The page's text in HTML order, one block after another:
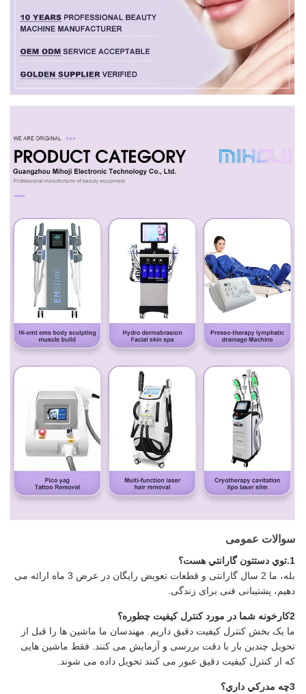
سوالات عمومی
1.توي دستتون گارانتي هست؟
بله، ما 2 سال گارانتی و قطعات تعویض رایگان در عرض 3 ماه ارائه می
دهیم، پشتیبانی فنی برای زندگی.
2کارخونه شما در مورد کنترل کیفیت چطوره؟
ما یک بخش کنترل کیفیت دقیق داریم. مهندسان ما ماشین ها را قبل از
تحویل چندین بار با دقت بررسی و آزمایش می کنند. فقط ماشین هایی
که از کنترل کیفیت دقیق عبور می کنند تحویل داده می شوند.
3چه مدرکي داري؟